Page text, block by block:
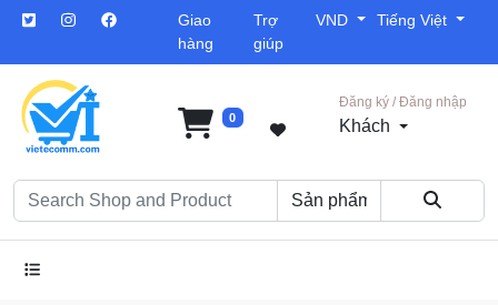
Giao
hàng
Trợ
giúp
VND Tiếng Việt
0
Đăng ký / Đăng nhập
Khách